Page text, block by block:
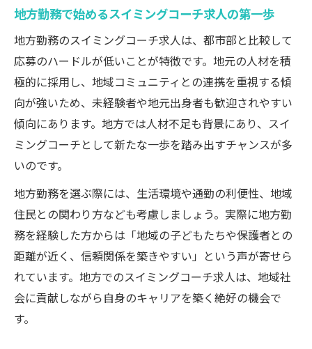
地方勤務で始めるスイミングコーチ求人の第一歩
地方勤務のスイミングコーチ求人は、都市部と比較して
応募のハードルが低いことが特徴です。地元の人材を積
極的に採用し、地域コミュニティとの連携を重視する傾
向が強いため、未経験者や地元出身者も歓迎されやすい
傾向にあります。地方では人材不足も背景にあり、スイ
ミングコーチとして新たな一歩を踏み出すチャンスが多
いのです。
地方勤務を選ぶ際には、生活環境や通勤の利便性、地域
住民との関わり方なども考慮しましょう。実際に地方勤
務を経験した方からは「地域の子どもたちや保護者との
距離が近く、信頼関係を築きやすい」という声が寄せら
れています。地方でのスイミングコーチ求人は、地域社
会に貢献しながら自身のキャリアを築く絶好の機会で
す。